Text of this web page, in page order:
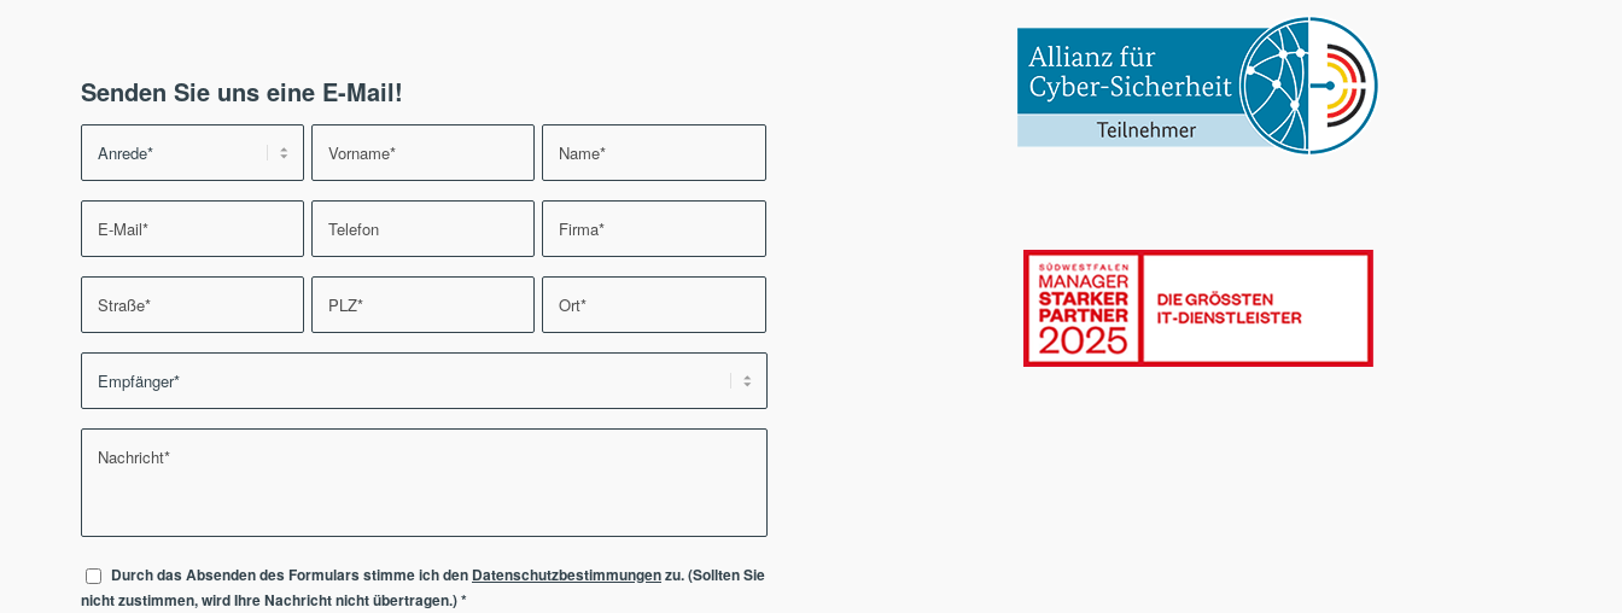
Senden Sie uns eine E-Mail!
Durch das Absenden des Formulars stimme ich den Datenschutzbestimmungenzu. (Sollten Sie
nicht zustimmen, wird Ihre Nachricht nicht übertragen.)*